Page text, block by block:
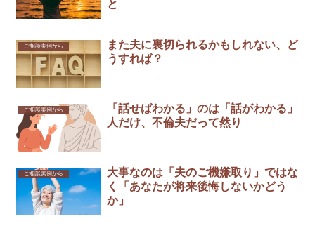
と
ご相談実例から
また夫に裏切られるかもしれない、ど
うすれば？
ご相談実例から
「話せばわかる」のは「話がわかる」
人だけ、不倫夫だって然り
ご相談実例から
大事なのは「夫のご機嫌取り」ではな
く「あなたが将来後悔しないかどう
か」